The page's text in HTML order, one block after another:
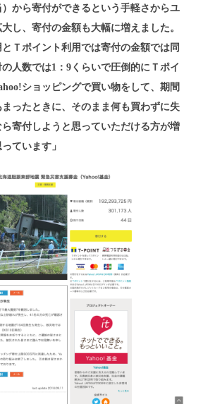
）から寄付ができるという手軽さからユ
し、寄付の金額も大幅に増えました。
Ｔポイント利用では寄付の金額では同
人数では1：9くらいで圧倒的にＴポイ
ショッピングで買い物をして、期間
ったときに、そのまま何も買わずに失
寄付しようと思っていただける方が増
ています」